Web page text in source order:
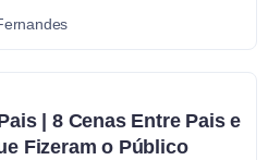
| 8 Cenas Entre Pais e
Fizeram o Público